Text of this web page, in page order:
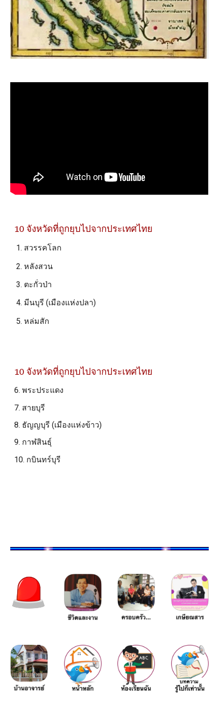
10 จังหวัดที่ถูกยุบไปจากประเทศไทย
สวรรคโลก
หลังสวน
ตะกั่วป่า
มีนบุรี (เมืองแห่งปลา)
หล่มสัก
10 จังหวัดที่ถูกยุบไปจากประเทศไทย
6. พระประแดง
7. สายบุรี
8. ธัญญบุรี (เมืองแห่งข้าว)
9. กาฬสินธุ์
10. กบินทร์บุรี